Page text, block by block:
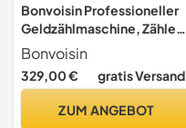
Bonvoisin Professioneller
Geldzählmaschine, Zählen
gemischter Stückelungen
Bonvoisin
329,00 € gratis Versand
ZUM ANGEBOT